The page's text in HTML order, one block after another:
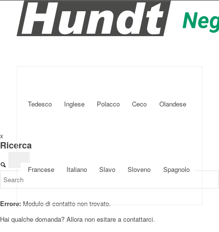
Tedesco Inglese Polacco Ceco Olandese
Francese Italiano Slavo Sloveno Spagnolo
x
Ricerca
Errore: Modulo di contatto non trovato.
Hai qualche domanda? Allora non esitare a contattarci.